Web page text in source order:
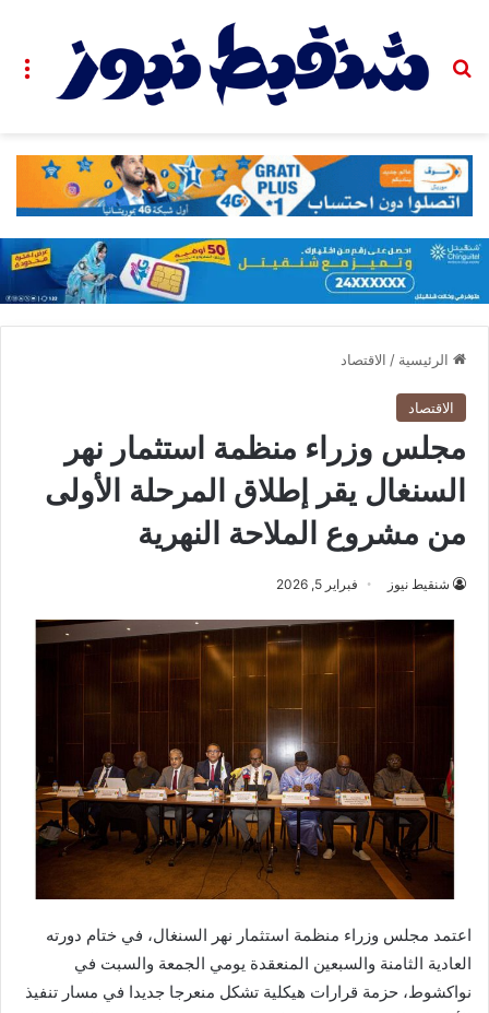
بحث عن
الرئيسية / الاقتصاد
الاقتصاد
مجلس وزراء منظمة استثمار نهر
السنغال يقر إطلاق المرحلة الأولى
من مشروع الملاحة النهرية
شنقيط نيوز فبراير 5, 2026
اعتمد مجلس وزراء منظمة استثمار نهر السنغال، في ختام دورته
العادية الثامنة والسبعين المنعقدة يومي الجمعة والسبت في
نواكشوط، حزمة قرارات هيكلية تشكل منعرجا جديدا في مسار تنفيذ